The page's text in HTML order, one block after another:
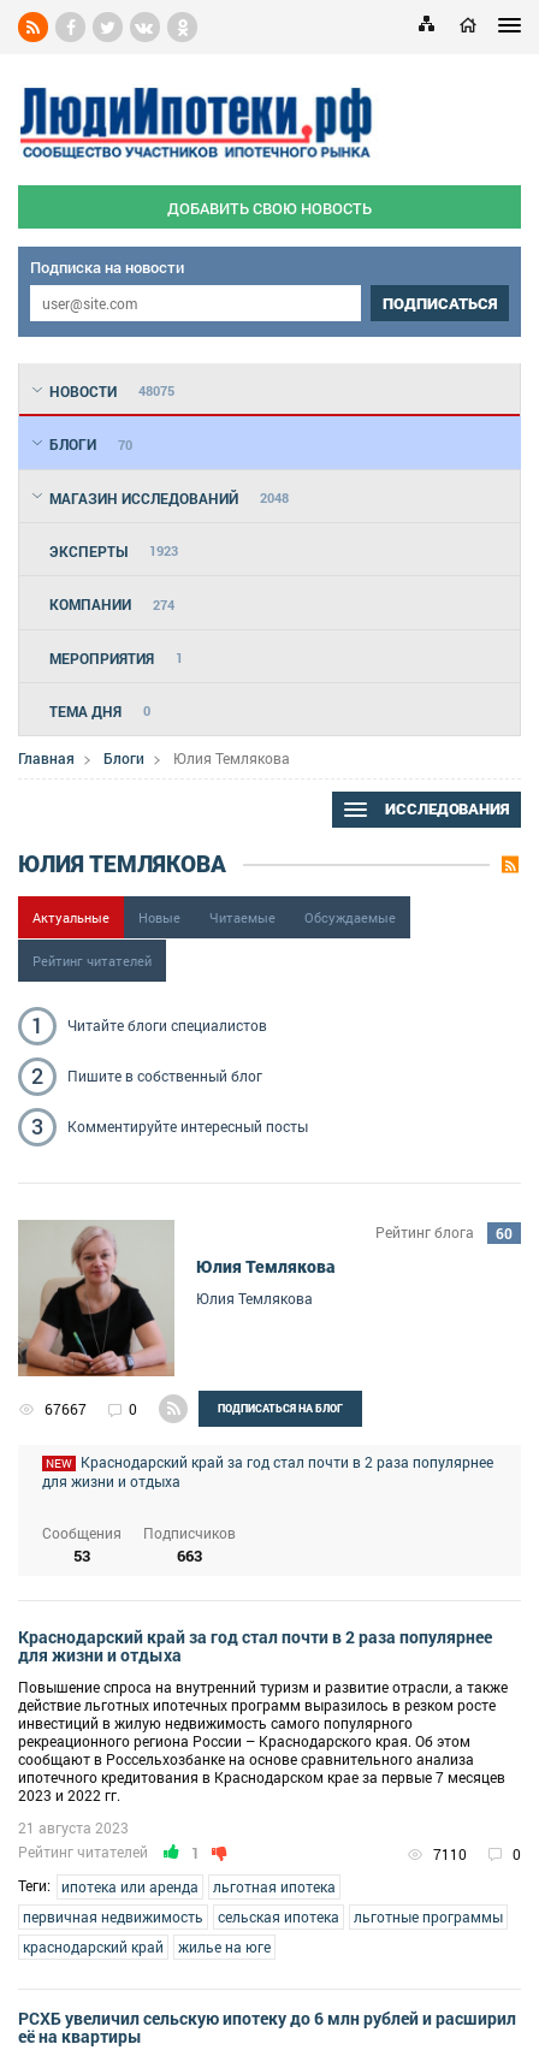
ДОБАВИТЬ СВОЮ НОВОСТЬ
Подписка на новости
ПОДПИСАТЬСЯ
НОВОСТИ 48075
БЛОГИ 70
МАГАЗИН ИССЛЕДОВАНИЙ 2048
ЭКСПЕРТЫ 1923
КОМПАНИИ 274
МЕРОПРИЯТИЯ 1
ТЕМА ДНЯ 0
Главная Блоги Юлия Темлякова
ИССЛЕДОВАНИЯ
ЮЛИЯ ТЕМЛЯКОВА
Актуальные Новые Читаемые Обсуждаемые
Рейтинг читателей
1 Читайте блоги специалистов
2 Пишитев собственный блог
3 Комментируйтеинтересный посты
Юлия Темлякова
Юлия Темлякова
67667 0 ПОДПИСАТЬСЯ НА БЛОГ
Сообщения
53
Подписчиков
663
NEW
Краснодарский край за год стал почти в 2 раза популярнее
для жизни и отдыха
Рейтинг блога 60
Краснодарский край за год стал почти в 2 раза популярнее
для жизни и отдыха
Повышение спроса на внутренний туризм и развитие отрасли, а также
действие льготных ипотечных программ выразилось в резком росте
инвестиций в жилую недвижимость самого популярного
рекреационного региона России – Краснодарского края. Об этом
сообщают в Россельхозбанке на основе сравнительного анализа
ипотечного кредитования в Краснодарском крае за первые 7 месяцев
2023 и 2022 гг.
Рейтинг читателей 1 7110 0
21 августа 2023
Теги: ипотека или аренда
льготная ипотека
первичная недвижимость
сельская ипотека
льготные программы
краснодарский край
жилье на юге
РСХБ увеличил сельскую ипотеку до 6 млн рублей и расширил
её на квартиры